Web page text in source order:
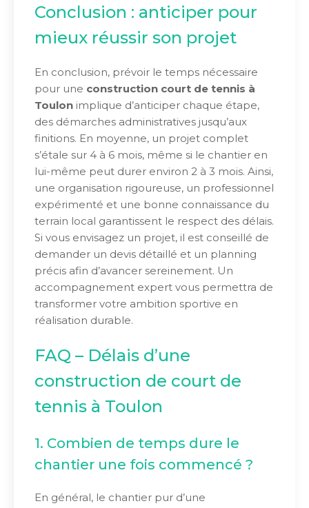
Conclusion : anticiper pour
mieux réussir son projet
En conclusion, prévoir le temps nécessaire
pour une construction court de tennis à
Toulon implique d’anticiper chaque étape,
des démarches administratives jusqu’aux
finitions. En moyenne, un projet complet
s’étale sur 4 à 6 mois, même si le chantier en
lui-même peut durer environ 2 à 3 mois. Ainsi,
une organisation rigoureuse, un professionnel
expérimenté et une bonne connaissance du
terrain local garantissent le respect des délais.
Si vous envisagez un projet, il est conseillé de
demander un devis détaillé et un planning
précis afin d’avancer sereinement. Un
accompagnement expert vous permettra de
transformer votre ambition sportive en
réalisation durable.
FAQ – Délais d’une
construction de court de
tennis à Toulon
1. Combien de temps dure le
chantier une fois commencé ?
En général, le chantier pur d’une